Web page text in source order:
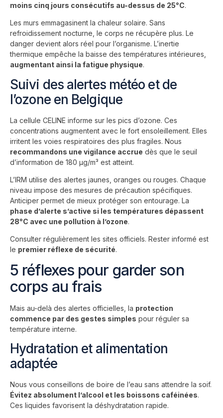
moins cinq jours consécutifs au-dessus de 25°C.
Les murs emmagasinent la chaleur solaire. Sans
refroidissement nocturne, le corps ne récupère plus. Le
danger devient alors réel pour l’organisme. L’inertie
thermique empêche la baisse des températures intérieures,
augmentant ainsi la fatigue physique.
Suivi des alertes météo et de
l’ozone en Belgique
La cellule CELINE informe sur les pics d’ozone. Ces
concentrations augmentent avec le fort ensoleillement. Elles
irritent les voies respiratoires des plus fragiles. Nous
recommandons une vigilance accrue dès que le seuil
d’information de 180 µg/m³ est atteint.
L’IRM utilise des alertes jaunes, oranges ou rouges. Chaque
niveau impose des mesures de précaution spécifiques.
Anticiper permet de mieux protéger son entourage. La
phase d’alerte s’active si les températures dépassent
28°C avec une pollution à l’ozone.
Consulter régulièrement les sites officiels. Rester informé est
le premier réflexe de sécurité.
5 réflexes pour garder son
corps au frais
Mais au-delà des alertes officielles, la protection
commence par des gestes simples pour réguler sa
température interne.
Hydratation et alimentation
adaptée
Nous vous conseillons de boire de l’eau sans attendre la soif.
Évitez absolument l’alcool et les boissons caféinées.
Ces liquides favorisent la déshydratation rapide.